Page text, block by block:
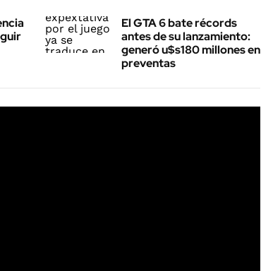
El GTA 6 bate récords
antes de su lanzamiento:
generó u$s180 millones en
preventas